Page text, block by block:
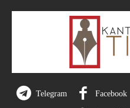
Telegram Facebook